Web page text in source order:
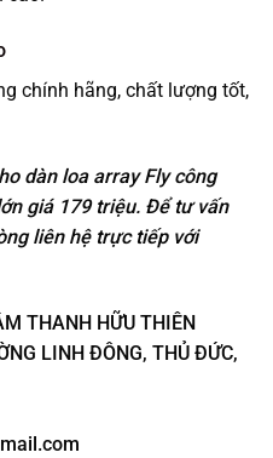
chính hãng, chất lượng tốt,
dàn loa array Fly công
giá 179 triệu. Để tư vấn
liên hệ trực tiếp với
THANH HỮU THIÊN
LINH ĐÔNG, THỦ ĐỨC,